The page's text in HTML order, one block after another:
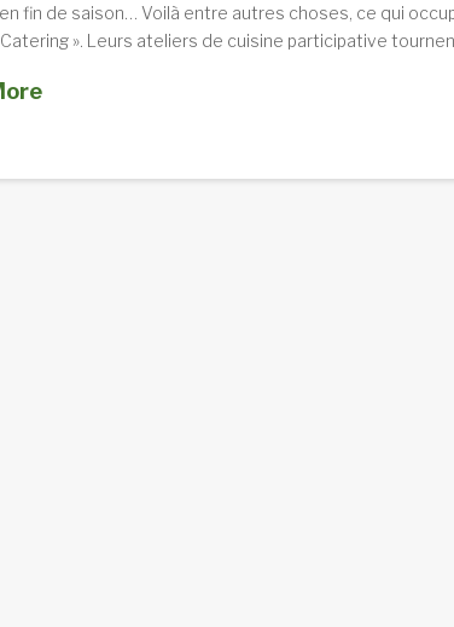
fin de saison… Voilà entre autres choses, ce qui
». Leurs ateliers de cuisine participative